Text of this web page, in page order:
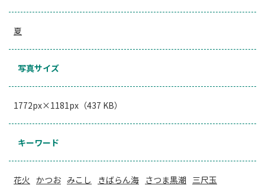
夏
写真サイズ
1772px×1181px（437 KB）
キーワード
花火 かつお みこし きばらん海 さつま黒潮 三尺玉